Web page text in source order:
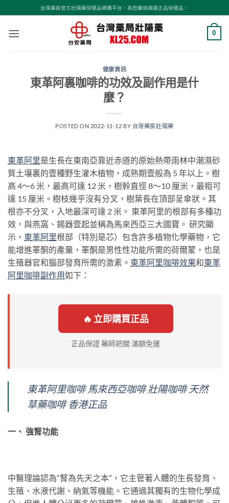
轉
台灣藥房官方壯陽藥保健品網購平台，為您嚴挑細選正品保健品。
0
健康資訊
東革阿裏咖啡的功效及副作用是什
麼？
POSTED ON 2022-11-12 BY 台灣藥房壯陽藥
東革阿里是生長在東南亞靠近赤道的原始熱帶雨林中潮濕砂
質土壤裏的壹種野生灌木植物，成熟期壹般為 5 年以上。樹
高 4～6 米，最高可達 12 米，樹幹直徑 8～10 厘米，最粗可
達 15 厘米。樹枝幾乎沒有分叉，樹葉長在頂部呈傘狀。其
根亦不分叉，入地最深可達 2 米。 東革阿里的根部有多種功
效，與燕窩、錫器壹起並稱為馬來西亞三大國寶。 研究顯
示， 東革阿里根部（特別是芯）包含許多植物化學藥物，它
能增進睪酮的產量，睪酮是男性性功能所需的荷爾蒙，也是
生殖器官和腦部發育所需的激素。 東革阿里咖啡效果和東革
阿里咖啡副作用如下：
🔥 立即購買正品
正品保證 藥師把關 滿額免運
東革阿里咖啡 馬來西亞咖啡 壯陽咖啡 天然
草藥咖啡 香港正品
一、 強腎功能
中醫理論認為“腎為先天之本”，它主管著人體的生長發育、
生殖、水液代謝、納氣等機能。它通過其獨有的生物化學成